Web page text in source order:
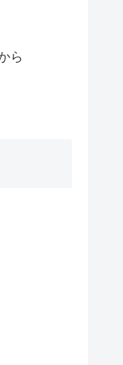
ら